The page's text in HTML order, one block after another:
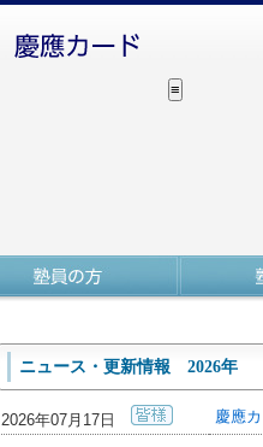
≡
ニュース・更新情報 2026年
2026年07月17日 慶應